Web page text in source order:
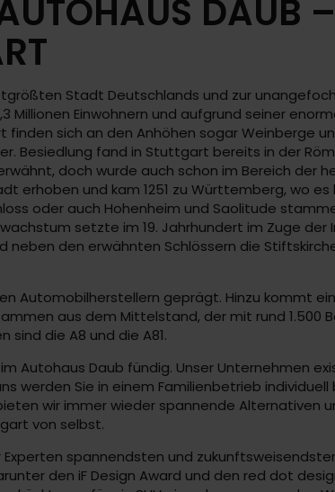
DAUB
Stadt Deutschlands und zur
Millionen Einwohnern und aufgrund seiner
finden sich an den Anhöhen sogar Weinberge
Besiedlung fand in Stuttgart bereits in der
doch wurde auch schon im Bereich
erhoben und kam 1251 zu Württemberg, wo
oder auch Hohenheim und Saolitude
setzte im 19. Jahrhundert im Zuge
den erwähnten Schlössern die
Automobilherstellern geprägt. Hinzu kommt
aus dem Mittelstand, der mit rund
sind die A8 und die A81.
Autohaus Daub fündig. Unser Unternehmen
werden Sie in einem Familienbetrieb
wir immer wieder spannende Alternativen
von selbst.
spannendsten und
den iF Design Award und den red dot